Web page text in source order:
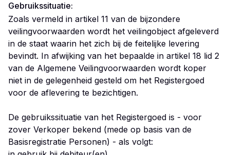
Gebruikssituatie:
Zoals vermeld in artikel 11 van de bijzondere
veilingvoorwaarden wordt het veilingobject afgeleverd
in de staat waarin het zich bij de feitelijke levering
bevindt. In afwijking van het bepaalde in artikel 18 lid 2
van de Algemene Veilingvoorwaarden wordt koper
niet in de gelegenheid gesteld om het Registergoed
voor de aflevering te bezichtigen.
De gebruikssituatie van het Registergoed is - voor
zover Verkoper bekend (mede op basis van de
Basisregistratie Personen) - als volgt: